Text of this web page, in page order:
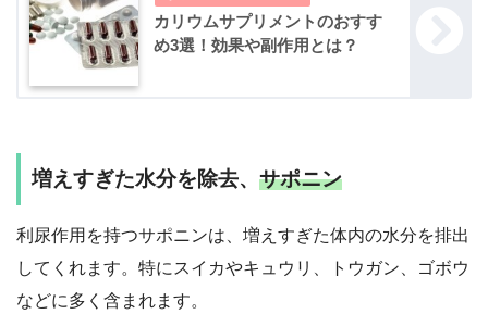
カリウムサプリメントのおすす
め3選！効果や副作用とは？
増えすぎた水分を除去、 サポニン
利尿作用を持つサポニンは、増えすぎた体内の水分を排出
してくれます。特にスイカやキュウリ、トウガン、ゴボウ
などに多く含まれます。